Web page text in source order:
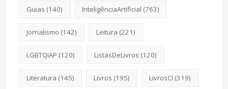
Guias (140) InteligênciaArtificial (763)
Jornalismo (142) Leitura (221)
LGBTQIAP (120) ListasDeLivros (120)
Literatura (145) Livros (195) LivrosCI (319)